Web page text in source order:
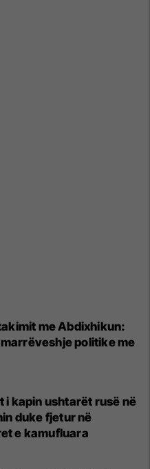
me Abdixhikun:
politike me
i kapin ushtarët rusë në
duke fjetur në
e kamufluara